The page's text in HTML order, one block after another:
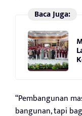
Baca Juga:
“Pembangunan
bangunan, tapi